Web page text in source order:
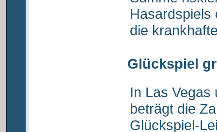
Hasardspiels
die
Glückspiel
In Las Vegas
beträgt die
Glückspiel-